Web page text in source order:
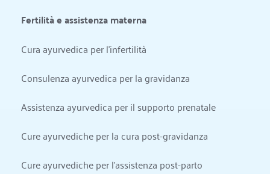
Fertilità e assistenza materna
Cura ayurvedica per l'infertilità
Consulenza ayurvedica per la gravidanza
Assistenza ayurvedica per il supporto prenatale
Cure ayurvediche per la cura post-gravidanza
Cure ayurvediche per l'assistenza post-parto